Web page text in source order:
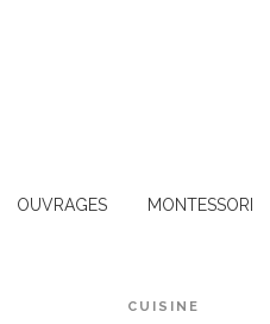
OUVRAGES MONTESSORI
CUISINE